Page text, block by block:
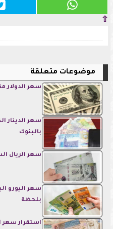
⇧
موضوعات متعلقة
سعر الدولار
سعر الدينار
بالبنوك
سعر الريال
سعر اليورو
بلحظة
استقرار سعر